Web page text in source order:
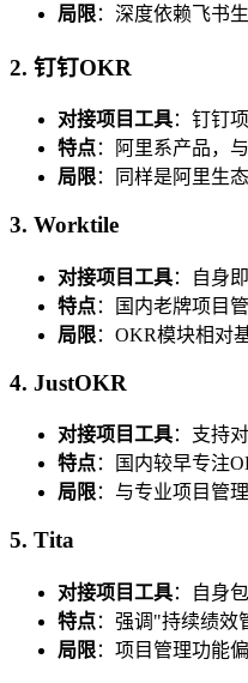
局限：深度依赖飞书
2. 钉钉OKR
对接项目工具：钉钉
特点：阿里系产品，
局限：同样是阿里生
3. Worktile
对接项目工具：自身
特点：国内老牌项目
局限：OKR模块相对
4. JustOKR
对接项目工具：支持
特点：国内较早专注
局限：与专业项目管
5. Tita
对接项目工具：自身
特点：强调"持续绩效
局限：项目管理功能